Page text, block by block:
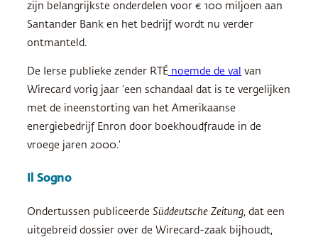
zijn belangrijkste onderdelen voor € 100 miljoen aan
Santander Bank en het bedrijf wordt nu verder
ontmanteld.
De Ierse publieke zender RTÉ noemde de val van
Wirecard vorig jaar ‘een schandaal dat is te vergelijken
met de ineenstorting van het Amerikaanse
energiebedrijf Enron door boekhoudfraude in de
vroege jaren 2000.’
Il Sogno
Ondertussen publiceerde Süddeutsche Zeitung, dat een
uitgebreid dossier over de Wirecard-zaak bijhoudt,